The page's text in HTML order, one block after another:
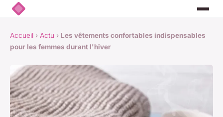
Accueil › Actu › Les vêtements confortables indispensables
pour les femmes durant l'hiver